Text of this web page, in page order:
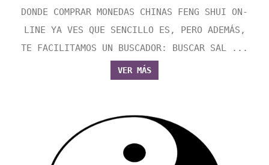
DONDE COMPRAR MONEDAS CHINAS FENG SHUI ON-
LINE YA VES QUE SENCILLO ES, PERO ADEMÁS,
TE FACILITAMOS UN BUSCADOR: BUSCAR SAL ...
VER MÁS